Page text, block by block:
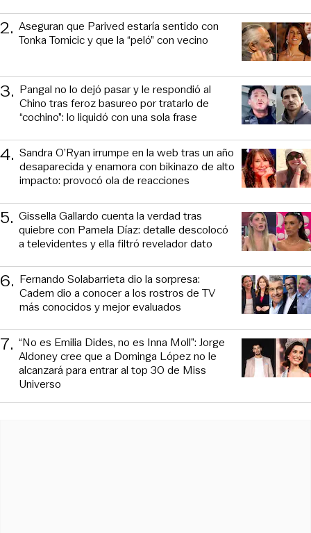
2. Aseguran que Parived estaría sentido con
Tonka Tomicic y que la “peló” con vecino
3. Pangal no lo dejó pasar y le respondió al
Chino tras feroz basureo por tratarlo de
“cochino”: lo liquidó con una sola frase
4. Sandra O’Ryan irrumpe en la web tras un año
desaparecida y enamora con bikinazo de alto
impacto: provocó ola de reacciones
5. Gissella Gallardo cuenta la verdad tras
quiebre con Pamela Díaz: detalle descolocó
a televidentes y ella filtró revelador dato
6. Fernando Solabarrieta dio la sorpresa:
Cadem dio a conocer a los rostros de TV
más conocidos y mejor evaluados
7. “No es Emilia Dides, no es Inna Moll”: Jorge
Aldoney cree que a Dominga López no le
alcanzará para entrar al top 30 de Miss
Universo